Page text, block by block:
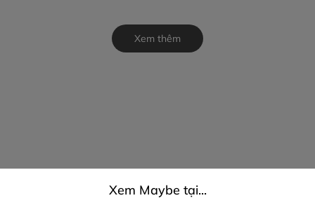
Xem thêm
Xem Maybe tại...